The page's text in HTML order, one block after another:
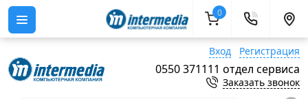
Вход Регистрация
0550 371111 отдел сервиса
Заказать звонок
0